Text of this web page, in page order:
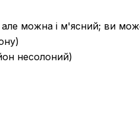
можна і м'ясний; ви
несолоний)